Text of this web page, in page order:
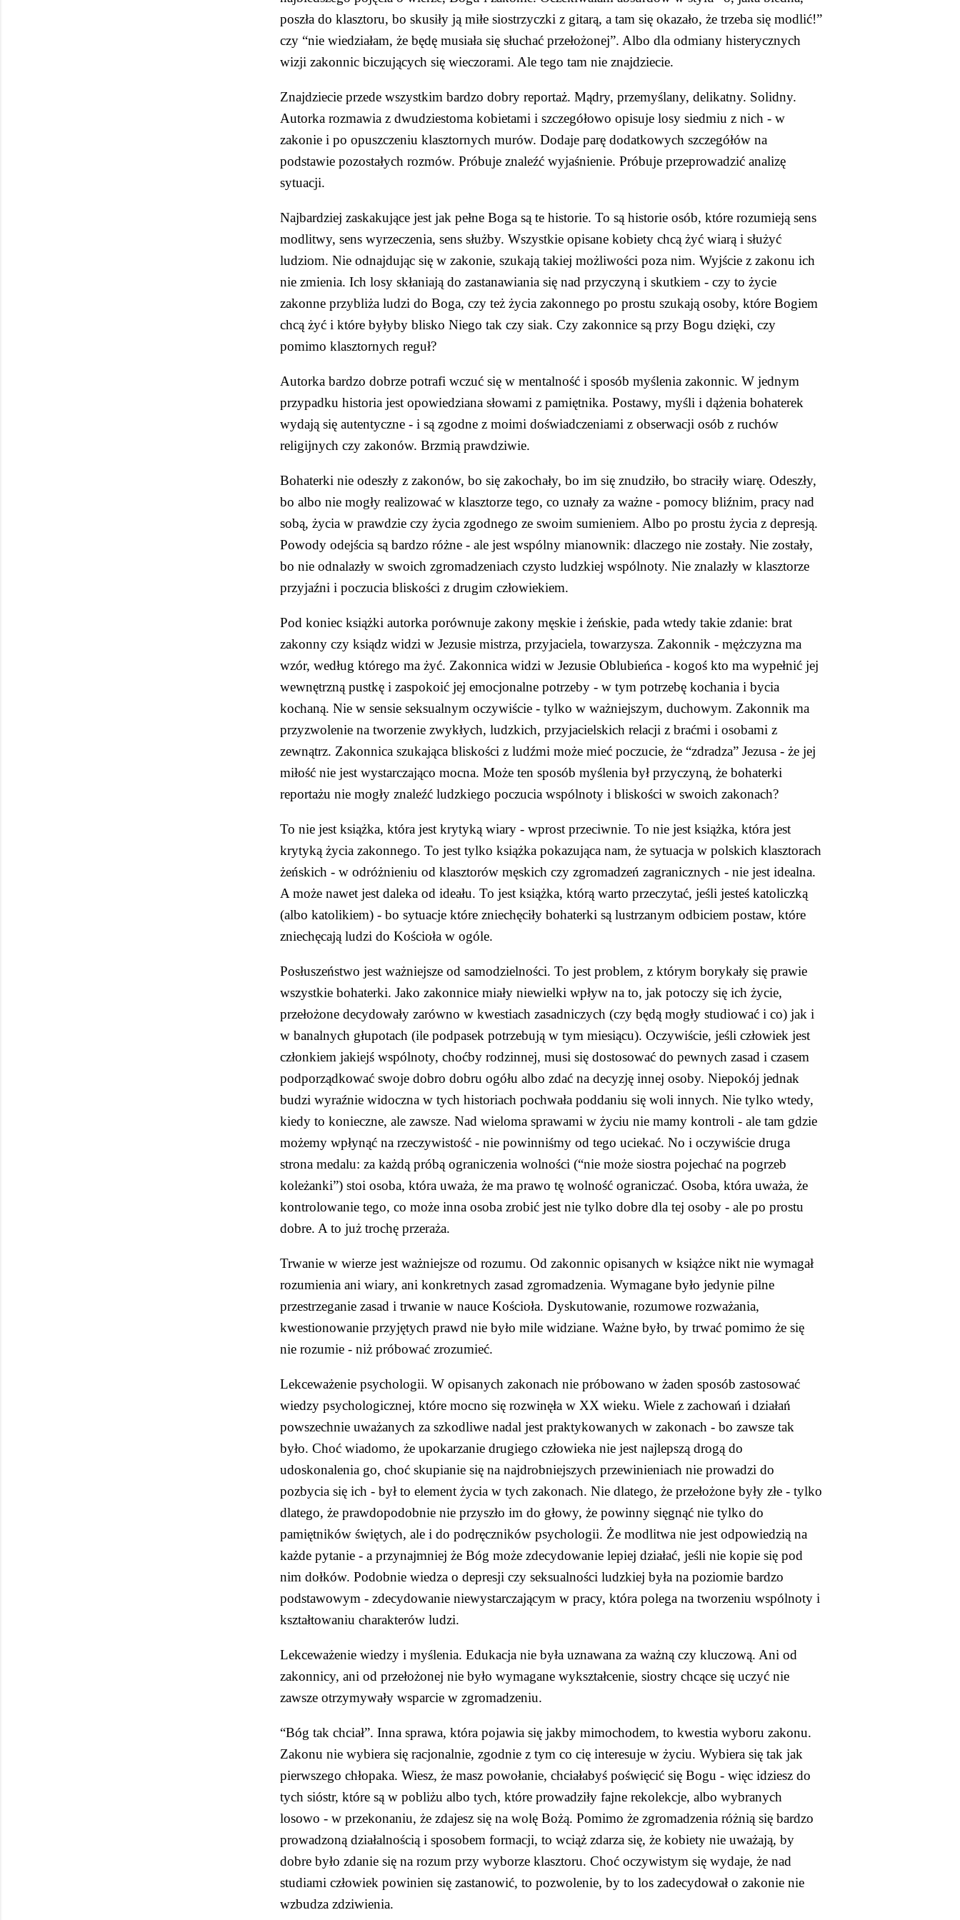
poszła do klasztoru, bo skusiły ją miłe siostrzyczki z gitarą, a tam się okazało, że trzeba się modlić!”
czy “nie wiedziałam, że będę musiała się słuchać przełożonej”. Albo dla odmiany histerycznych
wizji zakonnic biczujących się wieczorami. Ale tego tam nie znajdziecie.
Znajdziecie przede wszystkim bardzo dobry reportaż. Mądry, przemyślany, delikatny. Solidny.
Autorka rozmawia z dwudziestoma kobietami i szczegółowo opisuje losy siedmiu z nich - w
zakonie i po opuszczeniu klasztornych murów. Dodaje parę dodatkowych szczegółów na
podstawie pozostałych rozmów. Próbuje znaleźć wyjaśnienie. Próbuje przeprowadzić analizę
sytuacji.
Najbardziej zaskakujące jest jak pełne Boga są te historie. To są historie osób, które rozumieją sens
modlitwy, sens wyrzeczenia, sens służby. Wszystkie opisane kobiety chcą żyć wiarą i służyć
ludziom. Nie odnajdując się w zakonie, szukają takiej możliwości poza nim. Wyjście z zakonu ich
nie zmienia. Ich losy skłaniają do zastanawiania się nad przyczyną i skutkiem - czy to życie
zakonne przybliża ludzi do Boga, czy też życia zakonnego po prostu szukają osoby, które Bogiem
chcą żyć i które byłyby blisko Niego tak czy siak. Czy zakonnice są przy Bogu dzięki, czy
pomimo klasztornych reguł?
Autorka bardzo dobrze potrafi wczuć się w mentalność i sposób myślenia zakonnic. W jednym
przypadku historia jest opowiedziana słowami z pamiętnika. Postawy, myśli i dążenia bohaterek
wydają się autentyczne - i są zgodne z moimi doświadczeniami z obserwacji osób z ruchów
religijnych czy zakonów. Brzmią prawdziwie.
Bohaterki nie odeszły z zakonów, bo się zakochały, bo im się znudziło, bo straciły wiarę. Odeszły,
bo albo nie mogły realizować w klasztorze tego, co uznały za ważne - pomocy bliźnim, pracy nad
sobą, życia w prawdzie czy życia zgodnego ze swoim sumieniem. Albo po prostu życia z depresją.
Powody odejścia są bardzo różne - ale jest wspólny mianownik: dlaczego nie zostały. Nie zostały,
bo nie odnalazły w swoich zgromadzeniach czysto ludzkiej wspólnoty. Nie znalazły w klasztorze
przyjaźni i poczucia bliskości z drugim człowiekiem.
Pod koniec książki autorka porównuje zakony męskie i żeńskie, pada wtedy takie zdanie: brat
zakonny czy ksiądz widzi w Jezusie mistrza, przyjaciela, towarzysza. Zakonnik - mężczyzna ma
wzór, według którego ma żyć. Zakonnica widzi w Jezusie Oblubieńca - kogoś kto ma wypełnić jej
wewnętrzną pustkę i zaspokoić jej emocjonalne potrzeby - w tym potrzebę kochania i bycia
kochaną. Nie w sensie seksualnym oczywiście - tylko w ważniejszym, duchowym. Zakonnik ma
przyzwolenie na tworzenie zwykłych, ludzkich, przyjacielskich relacji z braćmi i osobami z
zewnątrz. Zakonnica szukająca bliskości z ludźmi może mieć poczucie, że “zdradza” Jezusa - że jej
miłość nie jest wystarczająco mocna. Może ten sposób myślenia był przyczyną, że bohaterki
reportażu nie mogły znaleźć ludzkiego poczucia wspólnoty i bliskości w swoich zakonach?
To nie jest książka, która jest krytyką wiary - wprost przeciwnie. To nie jest książka, która jest
krytyką życia zakonnego. To jest tylko książka pokazująca nam, że sytuacja w polskich klasztorach
żeńskich - w odróżnieniu od klasztorów męskich czy zgromadzeń zagranicznych - nie jest idealna.
A może nawet jest daleka od ideału. To jest książka, którą warto przeczytać, jeśli jesteś katoliczką
(albo katolikiem) - bo sytuacje które zniechęciły bohaterki są lustrzanym odbiciem postaw, które
zniechęcają ludzi do Kościoła w ogóle.
Posłuszeństwo jest ważniejsze od samodzielności. To jest problem, z którym borykały się prawie
wszystkie bohaterki. Jako zakonnice miały niewielki wpływ na to, jak potoczy się ich życie,
przełożone decydowały zarówno w kwestiach zasadniczych (czy będą mogły studiować i co) jak i
w banalnych głupotach (ile podpasek potrzebują w tym miesiącu). Oczywiście, jeśli człowiek jest
członkiem jakiejś wspólnoty, choćby rodzinnej, musi się dostosować do pewnych zasad i czasem
podporządkować swoje dobro dobru ogółu albo zdać na decyzję innej osoby. Niepokój jednak
budzi wyraźnie widoczna w tych historiach pochwała poddaniu się woli innych. Nie tylko wtedy,
kiedy to konieczne, ale zawsze. Nad wieloma sprawami w życiu nie mamy kontroli - ale tam gdzie
możemy wpłynąć na rzeczywistość - nie powinniśmy od tego uciekać. No i oczywiście druga
strona medalu: za każdą próbą ograniczenia wolności (“nie może siostra pojechać na pogrzeb
koleżanki”) stoi osoba, która uważa, że ma prawo tę wolność ograniczać. Osoba, która uważa, że
kontrolowanie tego, co może inna osoba zrobić jest nie tylko dobre dla tej osoby - ale po prostu
dobre. A to już trochę przeraża.
Trwanie w wierze jest ważniejsze od rozumu. Od zakonnic opisanych w książce nikt nie wymagał
rozumienia ani wiary, ani konkretnych zasad zgromadzenia. Wymagane było jedynie pilne
przestrzeganie zasad i trwanie w nauce Kościoła. Dyskutowanie, rozumowe rozważania,
kwestionowanie przyjętych prawd nie było mile widziane. Ważne było, by trwać pomimo że się
nie rozumie - niż próbować zrozumieć.
Lekceważenie psychologii. W opisanych zakonach nie próbowano w żaden sposób zastosować
wiedzy psychologicznej, które mocno się rozwinęła w XX wieku. Wiele z zachowań i działań
powszechnie uważanych za szkodliwe nadal jest praktykowanych w zakonach - bo zawsze tak
było. Choć wiadomo, że upokarzanie drugiego człowieka nie jest najlepszą drogą do
udoskonalenia go, choć skupianie się na najdrobniejszych przewinieniach nie prowadzi do
pozbycia się ich - był to element życia w tych zakonach. Nie dlatego, że przełożone były złe - tylko
dlatego, że prawdopodobnie nie przyszło im do głowy, że powinny sięgnąć nie tylko do
pamiętników świętych, ale i do podręczników psychologii. Że modlitwa nie jest odpowiedzią na
każde pytanie - a przynajmniej że Bóg może zdecydowanie lepiej działać, jeśli nie kopie się pod
nim dołków. Podobnie wiedza o depresji czy seksualności ludzkiej była na poziomie bardzo
podstawowym - zdecydowanie niewystarczającym w pracy, która polega na tworzeniu wspólnoty i
kształtowaniu charakterów ludzi.
Lekceważenie wiedzy i myślenia. Edukacja nie była uznawana za ważną czy kluczową. Ani od
zakonnicy, ani od przełożonej nie było wymagane wykształcenie, siostry chcące się uczyć nie
zawsze otrzymywały wsparcie w zgromadzeniu.
“Bóg tak chciał”. Inna sprawa, która pojawia się jakby mimochodem, to kwestia wyboru zakonu.
Zakonu nie wybiera się racjonalnie, zgodnie z tym co cię interesuje w życiu. Wybiera się tak jak
pierwszego chłopaka. Wiesz, że masz powołanie, chciałabyś poświęcić się Bogu - więc idziesz do
tych sióstr, które są w pobliżu albo tych, które prowadziły fajne rekolekcje, albo wybranych
losowo - w przekonaniu, że zdajesz się na wolę Bożą. Pomimo że zgromadzenia różnią się bardzo
prowadzoną działalnością i sposobem formacji, to wciąż zdarza się, że kobiety nie uważają, by
dobre było zdanie się na rozum przy wyborze klasztoru. Choć oczywistym się wydaje, że nad
studiami człowiek powinien się zastanowić, to pozwolenie, by to los zadecydował o zakonie nie
wzbudza zdziwienia.